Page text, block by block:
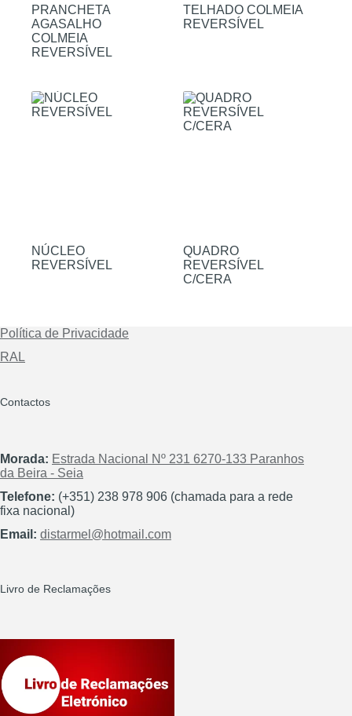
PRANCHETA
AGASALHO
COLMEIA
REVERSÍVEL
TELHADO COLMEIA
REVERSÍVEL
NÚCLEO
REVERSÍVEL
QUADRO
REVERSÍVEL
C/CERA
Política de Privacidade
RAL
Contactos
Morada: Estrada Nacional Nº 231 6270-133 Paranhos
da Beira - Seia
Telefone: (+351) 238 978 906 (chamada para a rede
fixa nacional)
Email: distarmel@hotmail.com
Livro de Reclamações